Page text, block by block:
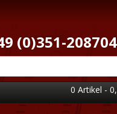
(0)351-
0 Artikel -